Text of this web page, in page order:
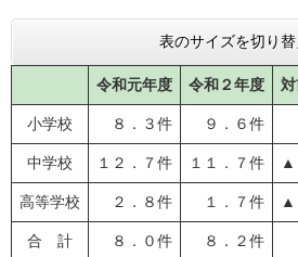
表のサイズを切り
令和元年度 令和２年度
小学校 ８．３件 ９．６件
中学校 １２．７件 １１．７件 ▲
高等学校 ２．８件 １．７件 ▲
合 計 ８．０件 ８．２件